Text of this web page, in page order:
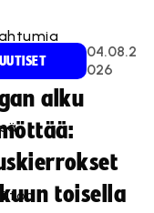
UUTISET
04.08.2
026
alku
toisella